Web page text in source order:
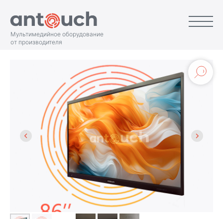
Мультимедийное оборудование
от производителя